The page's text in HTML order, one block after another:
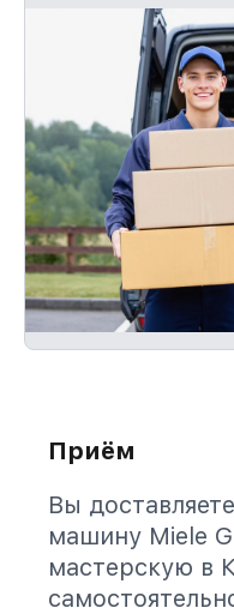
Приём
Вы
машину Miele
мастерскую в